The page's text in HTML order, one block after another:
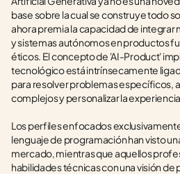
base sobre la cual se construye todo
ahora premia la capacidad de integrar
y sistemas autónomos en productos
éticos. El concepto de 'AI-Product'
tecnológico está intrínsecamente
para resolver problemas específicos,
complejos y personalizar la
Los perfiles enfocados
lenguaje de programación han visto
mercado, mientras que aquellos
habilidades técnicas con una visión